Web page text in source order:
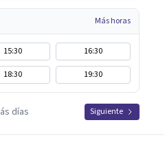
Más horas
15:30
16:30
18:30 19:30
días Siguiente